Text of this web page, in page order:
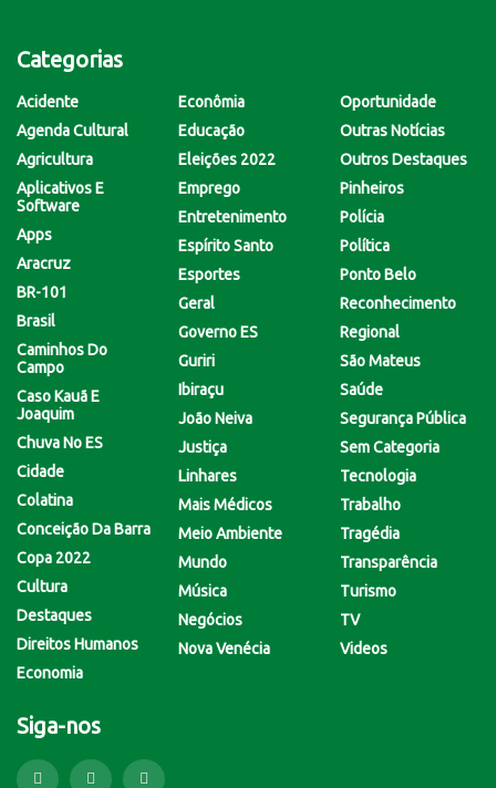
Categorias
Acidente
Agenda Cultural
Agricultura
Aplicativos E
Software
Apps
Aracruz
BR-101
Brasil
Caminhos Do
Campo
Caso Kauã E
Joaquim
Chuva No ES
Cidade
Colatina
Conceição Da Barra
Copa 2022
Cultura
Destaques
Direitos Humanos
Economia
Econômia
Educação
Eleições 2022
Emprego
Entretenimento
Espírito Santo
Esportes
Geral
Governo ES
Guriri
Ibiraçu
João Neiva
Justiça
Linhares
Mais Médicos
Meio Ambiente
Mundo
Música
Negócios
Nova Venécia
Oportunidade
Outras Notícias
Outros Destaques
Pinheiros
Polícia
Política
Ponto Belo
Reconhecimento
Regional
São Mateus
Saúde
Segurança Pública
Sem Categoria
Tecnologia
Trabalho
Tragédia
Transparência
Turismo
TV
Videos
Siga-nos